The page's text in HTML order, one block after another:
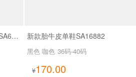
新款植柔羊皮小阿甘休闲鞋SA6262B 新款胎牛皮单鞋SA16882
黑色 咖色 36码-40码
¥170.00